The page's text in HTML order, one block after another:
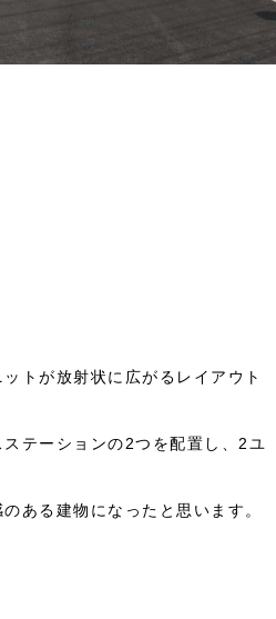
トが放射状に広がるレイアウト
テーションの2つを配置し、2ユ
ある建物になったと思います。